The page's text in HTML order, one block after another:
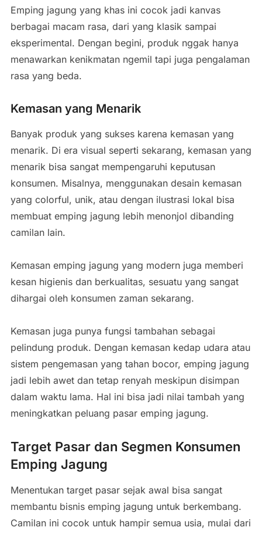
Emping jagung yang khas ini cocok jadi kanvas
berbagai macam rasa, dari yang klasik sampai
eksperimental. Dengan begini, produk nggak hanya
menawarkan kenikmatan ngemil tapi juga pengalaman
rasa yang beda.
Kemasan yang Menarik
Banyak produk yang sukses karena kemasan yang
menarik. Di era visual seperti sekarang, kemasan yang
menarik bisa sangat mempengaruhi keputusan
konsumen. Misalnya, menggunakan desain kemasan
yang colorful, unik, atau dengan ilustrasi lokal bisa
membuat emping jagung lebih menonjol dibanding
camilan lain.
Kemasan emping jagung yang modern juga memberi
kesan higienis dan berkualitas, sesuatu yang sangat
dihargai oleh konsumen zaman sekarang.
Kemasan juga punya fungsi tambahan sebagai
pelindung produk. Dengan kemasan kedap udara atau
sistem pengemasan yang tahan bocor, emping jagung
jadi lebih awet dan tetap renyah meskipun disimpan
dalam waktu lama. Hal ini bisa jadi nilai tambah yang
meningkatkan peluang pasar emping jagung.
Target Pasar dan Segmen Konsumen
Emping Jagung
Menentukan target pasar sejak awal bisa sangat
membantu bisnis emping jagung untuk berkembang.
Camilan ini cocok untuk hampir semua usia, mulai dari